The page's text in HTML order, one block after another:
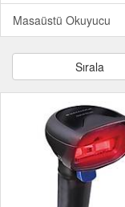
Masaüstü Okuyucu
Sırala